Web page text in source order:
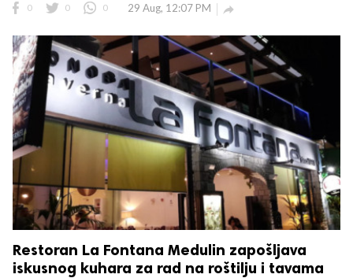
0 0 0 29 Aug, 12:07 PM 
Restoran La Fontana Medulin zapošljava
iskusnog kuhara za rad na roštilju i tavama